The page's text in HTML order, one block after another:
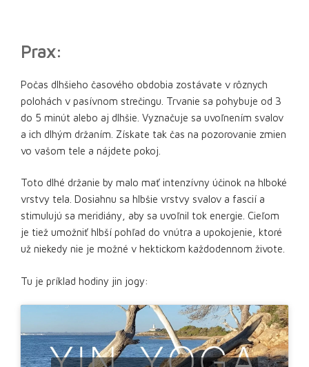
Prax:
Počas dlhšieho časového obdobia zostávate v rôznych
polohách v pasívnom strečingu. Trvanie sa pohybuje od 3
do 5 minút alebo aj dlhšie. Vyznačuje sa uvoľnením svalov
a ich dlhým držaním. Získate tak čas na pozorovanie zmien
vo vašom tele a nájdete pokoj.
Toto dlhé držanie by malo mať intenzívny účinok na hlboké
vrstvy tela. Dosiahnu sa hlbšie vrstvy svalov a fascií a
stimulujú sa meridiány, aby sa uvoľnil tok energie. Cieľom
je tiež umožniť hlbší pohľad do vnútra a upokojenie, ktoré
už niekedy nie je možné v hektickom každodennom živote.
Tu je príklad hodiny jin jogy: